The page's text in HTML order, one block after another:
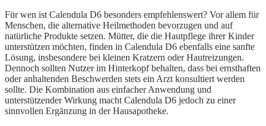
Für wen ist Calendula D6 besonders empfehlenswert? Vor allem für
Menschen, die alternative Heilmethoden bevorzugen und auf
natürliche Produkte setzen. Mütter, die die Hautpflege ihrer Kinder
unterstützen möchten, finden in Calendula D6 ebenfalls eine sanfte
Lösung, insbesondere bei kleinen Kratzern oder Hautreizungen.
Dennoch sollten Nutzer im Hinterkopf behalten, dass bei ernsthaften
oder anhaltenden Beschwerden stets ein Arzt konsultiert werden
sollte. Die Kombination aus einfacher Anwendung und
unterstützender Wirkung macht Calendula D6 jedoch zu einer
sinnvollen Ergänzung in der Hausapotheke.